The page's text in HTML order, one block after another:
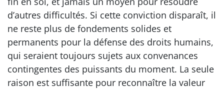
d’autres difficultés. Si cette conviction disparaît, il
ne reste plus de fondements solides et
permanents pour la défense des droits humains,
qui seraient toujours sujets aux convenances
contingentes des puissants du moment. La seule
raison est suffisante pour reconnaître la valeur